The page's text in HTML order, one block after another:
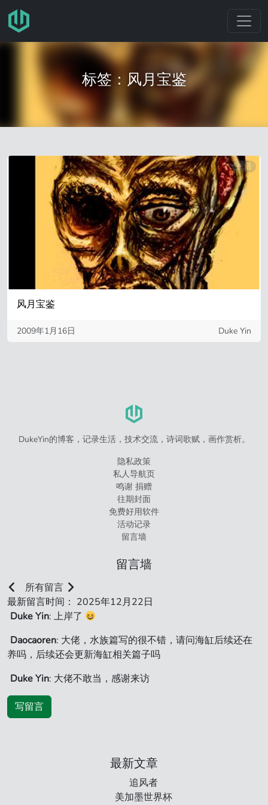
跳转至主要内容
标签：风月宝鉴
生活
风月宝鉴
2009年1月16日 Duke Yin
DukeYin的博客，记录生活，技术交流，诗词歌赋，画作赏析。
隐私政策
私人导航页
鸣谢 捐赠
往期封面
免费好用软件
活动记录
留言墙
留言墙
所有留言
最新留言时间： 2025年12月22日
Duke Yin: 上岸了
Daocaoren: 大佬，水族篇写的很不错，请问海缸后续还在
养吗，后续还会更新海缸相关篇子吗
Duke Yin: 大佬不敢当，感谢来访
写留言
最新文章
追风者
美加墨世界杯